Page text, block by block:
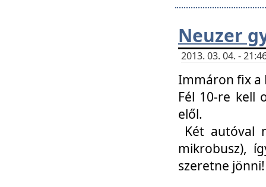
Neuzer
2013. 03. 04. -
Immáron fix a
Fél 10-re kell
elől.
Két autóval
mikrobusz),
szeretne jönni!